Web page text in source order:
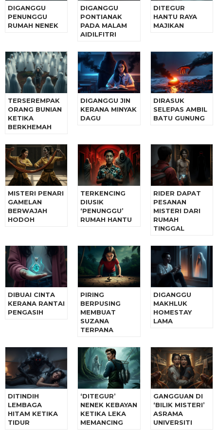
DIGANGGU
PENUNGGU
RUMAH NENEK
DIGANGGU
PONTIANAK
PADA MALAM
AIDILFITRI
DITEGUR
HANTU RAYA
MAJIKAN
TERSEREMPAK
ORANG BUNIAN
KETIKA
BERKHEMAH
DIGANGGU JIN
KERANA MINYAK
DAGU
DIRASUK
SELEPAS AMBIL
BATU GUNUNG
MISTERI PENARI
GAMELAN
BERWAJAH
HODOH
TERKENCING
DIUSIK
‘PENUNGGU’
RUMAH HANTU
RIDER DAPAT
PESANAN
MISTERI DARI
RUMAH
TINGGAL
DIBUAI CINTA
KERANA RANTAI
PENGASIH
PIRING
BERPUSING
MEMBUAT
SUZANA
TERPANA
DIGANGGU
MAKHLUK
HOMESTAY
LAMA
DITINDIH
LEMBAGA
HITAM KETIKA
TIDUR
‘DITEGUR’
NENEK KEBAYAN
KETIKA LEKA
MEMANCING
GANGGUAN DI
‘BILIK MISTERI’
ASRAMA
UNIVERSITI